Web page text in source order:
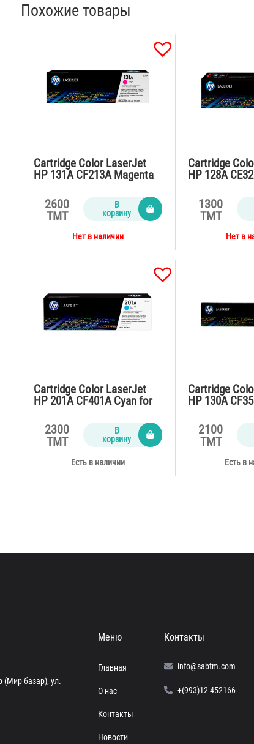
Похожие товары
Cartridge Color LaserJet
HP 131A CF213A Magenta
2600
TMT
В
корзину
Нет в наличии
Cartridge
HP 128A
(1300 pages)
1300
TMT
Нет в
Cartridge Color LaserJet
HP 201A CF401A Cyan for
2300
TMT
В
корзину
Есть в наличии
Cartridge
HP 130A
2100
TMT
Есть в
(Мир базар), ул.
Меню
Главная
О нас
Контакты
Новости
Контакты
info@sabtm.com
+(993)12 452166